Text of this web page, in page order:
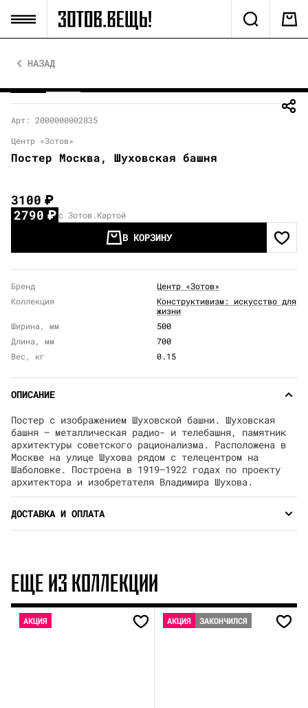
НАЗАД
Арт: 2000000002835
Центр «Зотов»
Постер Москва, Шуховская башня
3100₽
2790₽ с Зотов.Картой
В КОРЗИНУ
Бренд
Центр «Зотов»
Коллекция
Конструктивизм: искусство для
жизни
Ширина, мм
500
Длина, мм
700
Вес, кг
0.15
ОПИСАНИЕ
Постер с изображением Шуховской башни. Шуховская
башня — металлическая радио- и телебашня, памятник
архитектуры советского рационализма. Расположена в
Москве на улице Шухова рядом с телецентром на
Шаболовке. Построена в 1919—1922 годах по проекту
архитектора и изобретателя Владимира Шухова.
ДОСТАВКА И ОПЛАТА
ЕЩЕ ИЗ КОЛЛЕКЦИИ
АКЦИЯ АКЦИЯ ЗАКОНЧИЛСЯ